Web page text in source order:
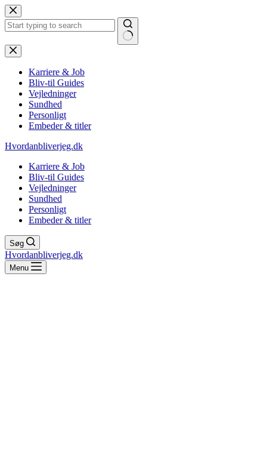
Fortsæt
til
indhold
Ingen
resultater
Karriere & Job
Bliv-til Guides
Vejledninger
Sundhed
Personligt
Embeder & titler
Hvordanbliverjeg.dk
Karriere & Job
Bliv-til Guides
Vejledninger
Sundhed
Personligt
Embeder & titler
Søg
Hvordanbliverjeg.dk
Menu